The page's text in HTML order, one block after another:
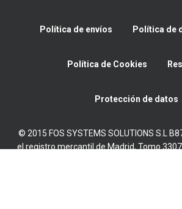
Política de envíos Política de
Política de Cookies
Protección de datos
© 2015 FOS SYSTEMS SOLUTIONS S.L
el registro mercantil de Madrid, Tomo